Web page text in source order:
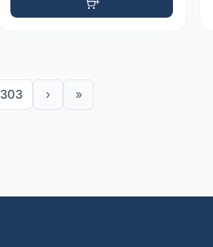
303 › »